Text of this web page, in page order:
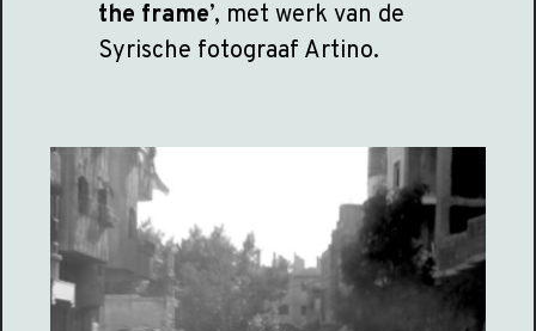
the frame’, met werk van de
Syrische fotograaf Artino.